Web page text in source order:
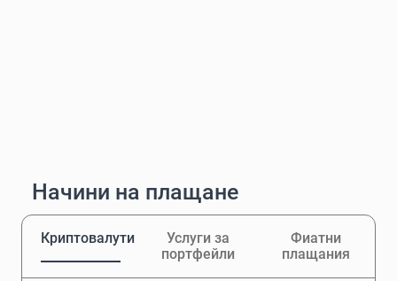
Начини на плащане
Криптовалути
Услуги за
портфейли
Фиатни
плащания